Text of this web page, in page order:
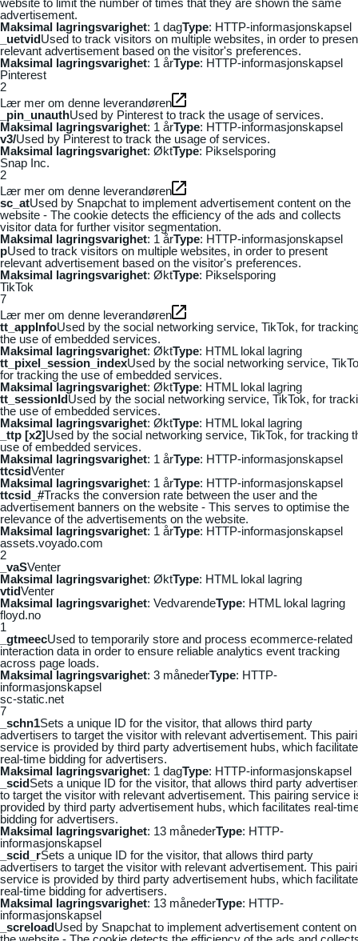
advertisement.
Maksimal lagringsvarighet: 1 dagType: HTTP-informasjonskapsel
_uetvidUsed to track visitors on multiple websites, in order to
relevant advertisement based on the visitor's preferences.
Maksimal lagringsvarighet: 1 årType: HTTP-informasjonskapsel
Pinterest
2
Lær mer om denne leverandøren
_pin_unauthUsed by Pinterest to track the usage of services.
Maksimal lagringsvarighet: 1 årType: HTTP-informasjonskapsel
v3/Used by Pinterest to track the usage of services.
Maksimal lagringsvarighet: ØktType: Pikselsporing
Snap Inc.
2
Lær mer om denne leverandøren
sc_atUsed by Snapchat to implement advertisement content on the
website - The cookie detects the efficiency of the ads and collects
visitor data for further visitor segmentation.
Maksimal lagringsvarighet: 1 årType: HTTP-informasjonskapsel
pUsed to track visitors on multiple websites, in order to present
relevant advertisement based on the visitor's preferences.
Maksimal lagringsvarighet: ØktType: Pikselsporing
TikTok
7
Lær mer om denne leverandøren
tt_appInfoUsed by the social networking service, TikTok, for
the use of embedded services.
Maksimal lagringsvarighet: ØktType: HTML lokal lagring
tt_pixel_session_indexUsed by the social networking service,
for tracking the use of embedded services.
Maksimal lagringsvarighet: ØktType: HTML lokal lagring
tt_sessionIdUsed by the social networking service, TikTok, for
the use of embedded services.
Maksimal lagringsvarighet: ØktType: HTML lokal lagring
_ttp [x2]Used by the social networking service, TikTok, for tracking
use of embedded services.
Maksimal lagringsvarighet: 1 årType: HTTP-informasjonskapsel
ttcsidVenter
Maksimal lagringsvarighet: 1 årType: HTTP-informasjonskapsel
ttcsid_#Tracks the conversion rate between the user and the
advertisement banners on the website - This serves to optimise the
relevance of the advertisements on the website.
Maksimal lagringsvarighet: 1 årType: HTTP-informasjonskapsel
assets.voyado.com
2
_vaSVenter
Maksimal lagringsvarighet: ØktType: HTML lokal lagring
vtidVenter
Maksimal lagringsvarighet: VedvarendeType: HTML lokal lagring
floyd.no
1
_gtmeecUsed to temporarily store and process ecommerce-related
interaction data in order to ensure reliable analytics event tracking
across page loads.
Maksimal lagringsvarighet: 3 månederType: HTTP-
informasjonskapsel
sc-static.net
7
_schn1Sets a unique ID for the visitor, that allows third party
advertisers to target the visitor with relevant advertisement. This
service is provided by third party advertisement hubs, which
real-time bidding for advertisers.
Maksimal lagringsvarighet: 1 dagType: HTTP-informasjonskapsel
_scidSets a unique ID for the visitor, that allows third party
to target the visitor with relevant advertisement. This pairing service
provided by third party advertisement hubs, which facilitates real-
bidding for advertisers.
Maksimal lagringsvarighet: 13 månederType: HTTP-
informasjonskapsel
_scid_rSets a unique ID for the visitor, that allows third party
advertisers to target the visitor with relevant advertisement. This
service is provided by third party advertisement hubs, which
real-time bidding for advertisers.
Maksimal lagringsvarighet: 13 månederType: HTTP-
informasjonskapsel
_screloadUsed by Snapchat to implement advertisement content on